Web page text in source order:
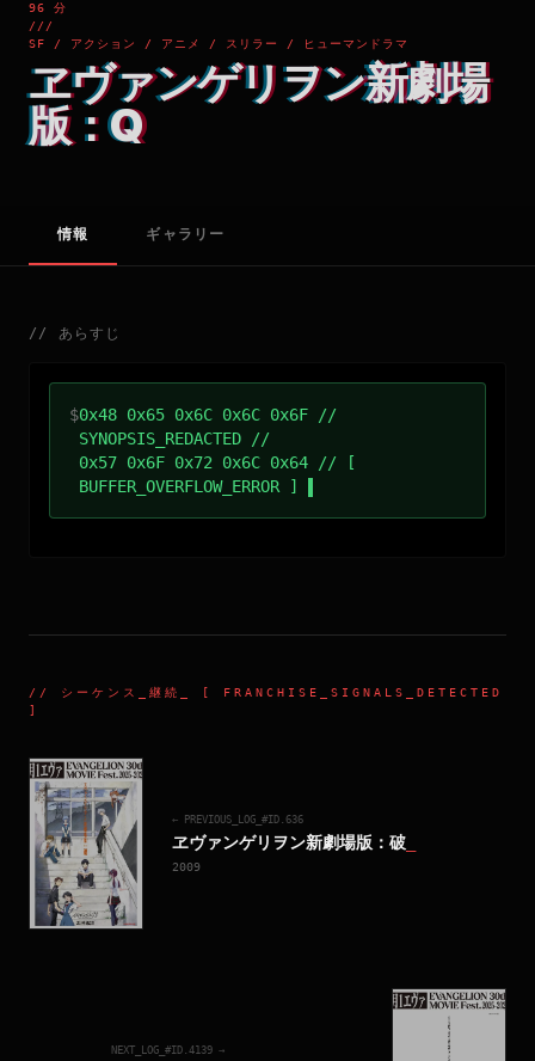
96 分
///
SF / アクション / アニメ / スリラー / ヒューマンドラマ
ヱヴァンゲリヲン新劇場
版：Q
情報 ギャラリー
// あらすじ
$0x48 0x65 0x6C 0x6C 0x6F //
SYNOPSIS_REDACTED //
0x57 0x6F 0x72 0x6C 0x64 // [
BUFFER_OVERFLOW_ERROR ]
// シーケンス_継続
_ [ FRANCHISE_SIGNALS_DETECTED
]
← PREVIOUS_LOG_#ID. 636
ヱヴァンゲリヲン新劇場版：破
2009
NEXT_LOG_#ID. 4139 →